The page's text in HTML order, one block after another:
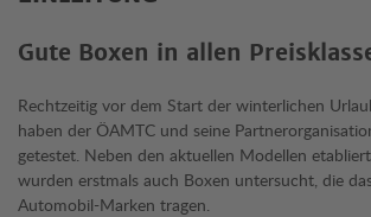
Gute Boxen in allen
Rechtzeitig vor dem Start der winterlichen
haben der ÖAMTC und seine
getestet. Neben den aktuellen Modellen
wurden erstmals auch Boxen untersucht, die
Automobil-Marken tragen.